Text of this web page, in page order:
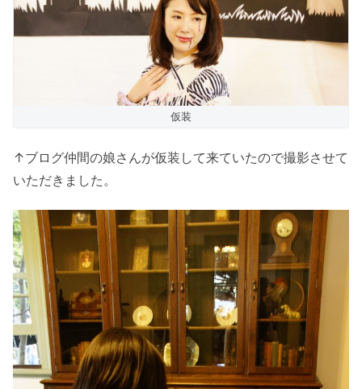
仮装
↑ブログ仲間の娘さんが仮装して来ていたので撮影させて
いただきました。